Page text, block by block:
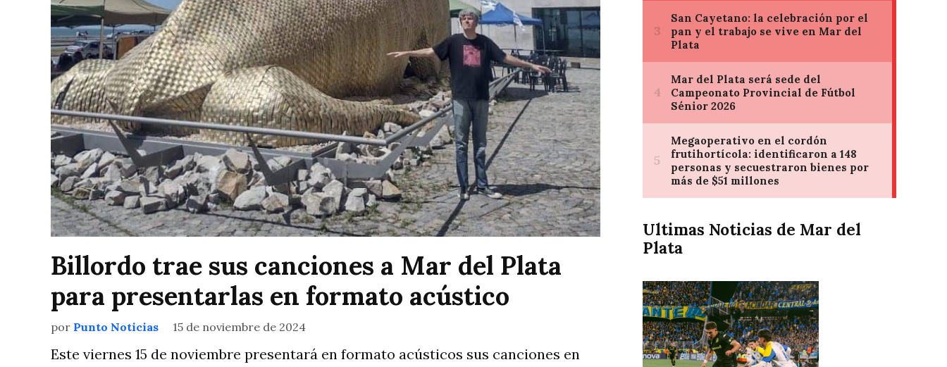
Billordo trae sus canciones a Mar del Plata
para presentarlas en formato acústico
por Punto Noticias 15 de noviembre de 2024
Este viernes 15 de noviembre presentará en formato acústicos sus canciones en
Ultimas Noticias de Mar del
Plata